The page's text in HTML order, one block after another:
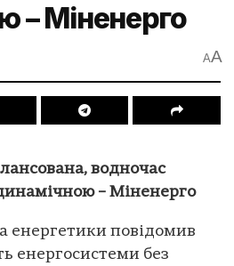
– Міненерго
AA
водночас
– Міненерго
енергетики повідомив
енергосистеми без